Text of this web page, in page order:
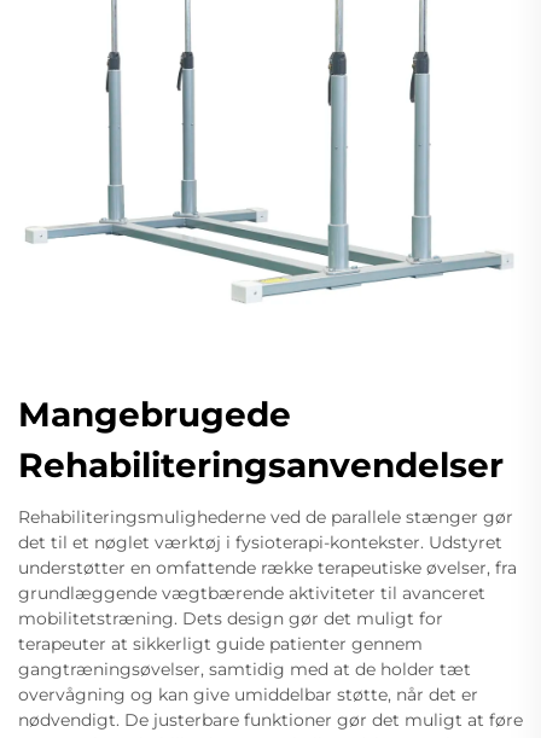
Mangebrugede
Rehabiliteringsanvendelser
Rehabiliteringsmulighederne ved de parallele stænger gør
det til et nøglet værktøj i fysioterapi-kontekster. Udstyret
understøtter en omfattende række terapeutiske øvelser, fra
grundlæggende vægtbærende aktiviteter til avanceret
mobilitetstræning. Dets design gør det muligt for
terapeuter at sikkerligt guide patienter gennem
gangtræningsøvelser, samtidig med at de holder tæt
overvågning og kan give umiddelbar støtte, når det er
nødvendigt. De justerbare funktioner gør det muligt at føre